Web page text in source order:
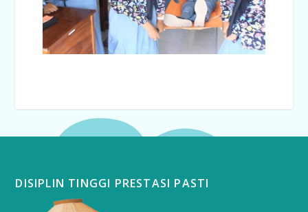
DISIPLIN TINGGI PRESTASI PASTI